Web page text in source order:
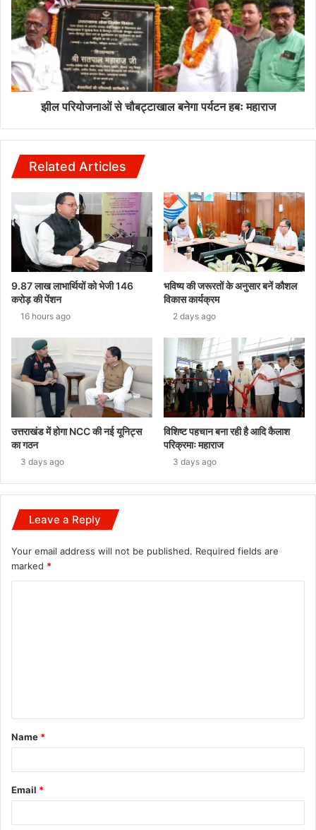
झील परियोजनाओं से चौबट्टाखाल बनेगा पर्यटन हबः महाराज
Related Articles
9.87 लाख लाभार्थियों को भेजी 146
करोड़ की पेंशन
16 hours ago
भविष्य की जरूरतों के अनुसार बनें कौशल
विकास कार्यक्रम
2 days ago
उत्तराखंड में होगा NCC की नई यूनिट्स
का गठन
3 days ago
विशिष्ट पहचान बना रही है आदि कैलाश
परिक्रमाः महाराज
3 days ago
Leave a Reply
Your email address will not be published. Required fields are
marked *
t
*
Name *
Email *